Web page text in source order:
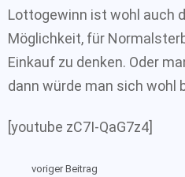
Lottogewinn ist wohl auch
Möglichkeit, für
Einkauf zu denken. Oder
dann würde man sich wohl
[youtube zC7I-QaG7z4]
voriger Beitrag